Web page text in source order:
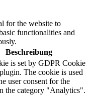
for the website to
functionalities and
Beschreibung
is set by GDPR Cookie
The cookie is used
user consent for the
the category "Analytics".